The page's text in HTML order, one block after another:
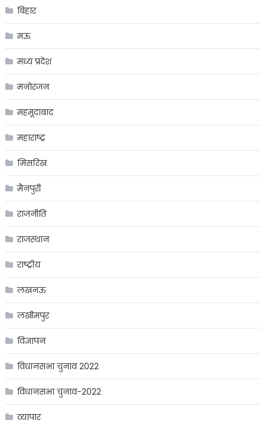
बिहार
मऊ
मध्य प्रदेश
मनोरंजन
महमूदाबाद
महाराष्ट्र
मिसरिख
मैनपुरी
राजनीति
राजस्थान
राष्ट्रीय
लखनऊ
लखीमपुर
विज्ञापन
विधानसभा चुनाव 2022
विधानसभा चुनाव-2022
व्यापार